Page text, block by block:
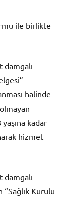
ile birlikte
damgalı
halinde
kadar
hizmet
damgalı
Kurulu